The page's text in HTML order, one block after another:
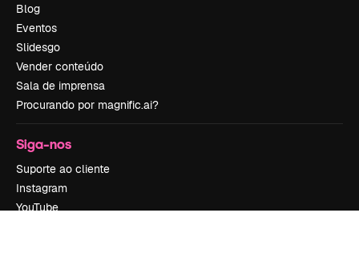
Blog
Eventos
Slidesgo
Vender conteúdo
Sala de imprensa
Procurando por magnific.ai?
Siga-nos
Suporte ao cliente
Instagram
YouTube